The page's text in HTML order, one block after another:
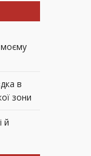
моєму
в
зони
й